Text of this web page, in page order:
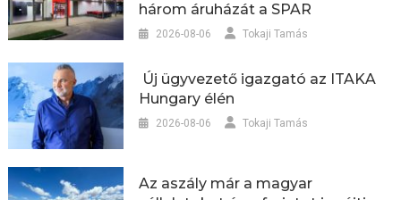
három áruházát a SPAR
2026-08-06 Tokaji Tamás
Új ügyvezető igazgató az ITAKA
Hungary élén
2026-08-06 Tokaji Tamás
Az aszály már a magyar